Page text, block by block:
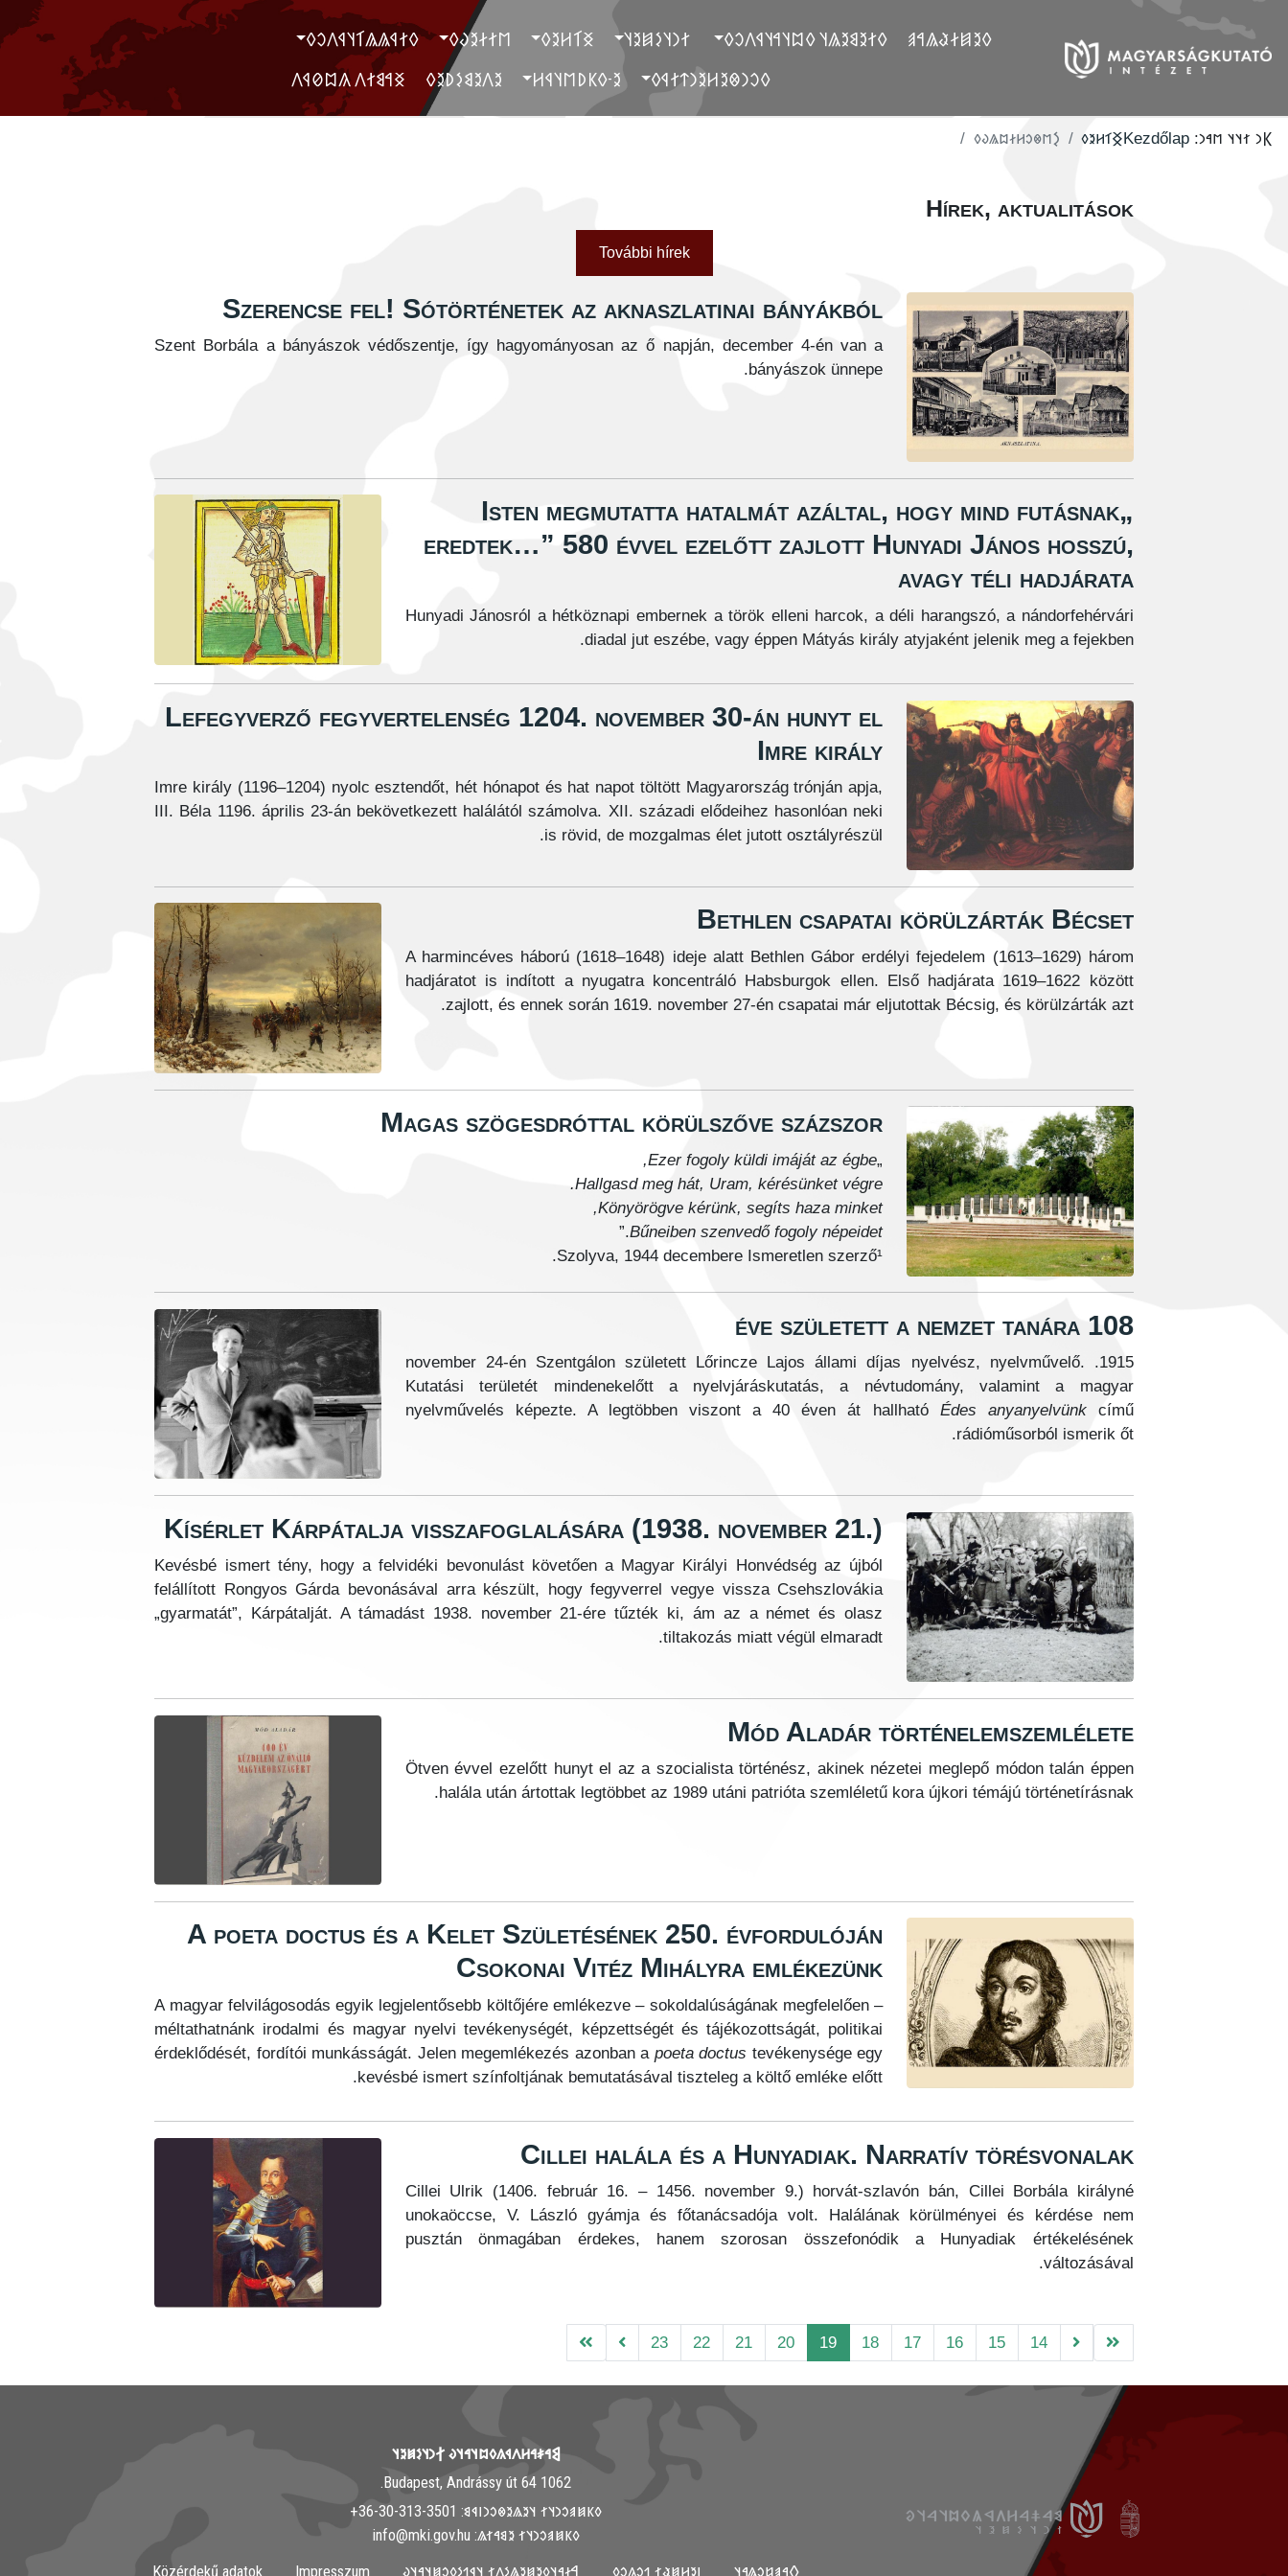
𐲓𐲉𐲯𐲇𐲟𐲖𐲀𐲠
‮ 𐲓𐲐𐲉𐲘𐲉𐲖𐲦 𐲓𐲪𐲦𐲀𐲦𐲁𐲤𐲛𐲓
‮ 𐲐𐲙𐲦𐲋𐲯𐲉𐲦
‮𐲏𐲑𐲢𐲉𐲓
‮𐲮𐲐𐲇𐲉𐲜𐲓
‮𐲓𐲐𐲁𐲖𐲖𐲑𐲦𐲁𐲤𐲛𐲓
‮𐲓𐲛𐲙𐲌𐲉𐲢𐲉𐲙𐲄𐲐𐲁𐲓
‮𐲉-𐲓𐲞𐲚𐲮𐲦𐲁𐲢
‮𐲉𐲤𐲉𐲘𐲋𐲚𐲉𐲓
‮ ‮𐲏𐲀𐲘𐲐𐲤 𐲍𐲪𐲗𐲁𐲤
𐲞𐳙 𐳐𐳦𐳦 𐳮𐳀𐳙:
Kezdőlap
‮𐲏𐳑𐳢𐳉𐳓
‮𐲋𐳮𐳌𐳛𐳢𐳇𐳪𐳖𐳜𐳓
Hírek, aktualitások
További hírek
Szerencse fel! Sótörténetek az aknaszlatinai bányákból
Szent Borbála a bányászok védőszentje, így hagyományosan az ő napján, december 4-én van a
bányászok ünnepe.
„Isten megmutatta hatalmát azáltal, hogy mind futásnak
eredtek…” 580 évvel ezelőtt zajlott Hunyadi János hosszú,
avagy téli hadjárata
Hunyadi Jánosról a hétköznapi embernek a török elleni harcok, a déli harangszó, a nándorfehérvári
diadal jut eszébe, vagy éppen Mátyás király atyjaként jelenik meg a fejekben.
Lefegyverző fegyvertelenség 1204. november 30-án hunyt el
Imre király
Imre király (1196–1204) nyolc esztendőt, hét hónapot és hat napot töltött Magyarország trónján apja,
III. Béla 1196. április 23-án bekövetkezett halálától számolva. XII. századi elődeihez hasonlóan neki
is rövid, de mozgalmas élet jutott osztályrészül.
Bethlen csapatai körülzárták Bécset
A harmincéves háború (1618–1648) ideje alatt Bethlen Gábor erdélyi fejedelem (1613–1629) három
hadjáratot is indított a nyugatra koncentráló Habsburgok ellen. Első hadjárata 1619–1622 között
zajlott, és ennek során 1619. november 27-én csapatai már eljutottak Bécsig, és körülzárták azt.
Magas szögesdróttal körülszőve százszor
„
Ezer fogoly küldi imáját az égbe,
Hallgasd meg hát, Uram, kérésünket végre.
Könyörögve kérünk, segíts haza minket,
Bűneiben szenvedő fogoly népeidet
.”
Szolyva, 1944 decembere Ismeretlen szerző¹
.
108 éve született a nemzet tanára
1915. november 24-én Szentgálon született Lőrincze Lajos állami díjas nyelvész, nyelvművelő.
Kutatási területét mindenekelőtt a nyelvjáráskutatás, a névtudomány, valamint a magyar
nyelvművelés képezte. A legtöbben viszont a 40 éven át hallható Édes anyanyelvünkcímű
rádióműsorból ismerik őt.
Kísérlet Kárpátalja visszafoglalására (1938. november 21.)
Kevésbé ismert tény, hogy a felvidéki bevonulást követően a Magyar Királyi Honvédség az újból
felállított Rongyos Gárda bevonásával arra készült, hogy fegyverrel vegye vissza Csehszlovákia
„gyarmatát”, Kárpátalját. A támadást 1938. november 21-ére tűzték ki, ám az a német és olasz
tiltakozás miatt végül elmaradt.
Mód Aladár történelemszemlélete
Ötven évvel ezelőtt hunyt el az a szocialista történész, akinek nézetei meglepő módon talán éppen
halála után ártottak legtöbbet az 1989 utáni patrióta szemléletű kora újkori témájú történetírásnak.
A poeta doctus és a Kelet Születésének 250. évfordulóján
Csokonai Vitéz Mihályra emlékezünk
A magyar felvilágosodás egyik legjelentősebb költőjére emlékezve – sokoldalúságának megfelelően –
méltathatnánk irodalmi és magyar nyelvi tevékenységét, képzettségét és tájékozottságát, politikai
érdeklődését, fordítói munkásságát. Jelen megemlékezés azonban a poeta doctus tevékenysége egy
kevésbé ismert színfoltjának bemutatásával tiszteleg a költő emléke előtt.
Cillei halála és a Hunyadiak. Narratív törésvonalak
Cillei Ulrik (1406. február 16. – 1456. november 9.) horvát-szlavón bán, Cillei Borbála királyné
unokaöccse, V. László gyámja és főtanácsadója volt. Halálának körülményei és kérdése nem
pusztán önmagában érdekes, hanem szorosan összefonódik a Hunyadiak értékelésének
változásával.
14
15
16
17
18
19
20
21
22
23
𐲘𐳀𐳎𐳀𐳢𐳤𐳁𐳍𐳓𐳪𐳦𐳀𐳦𐳜 𐲐𐳙𐳦𐳋𐳯𐳉𐳦
1062 Budapest, Andrássy út 64.
𐳓𐳞𐳯𐳠𐳛𐳙𐳦𐳐 𐳦𐳉𐳖𐳉𐳌𐳛𐳙𐳥𐳁𐳘: ‭+36-30-313-3501
𐳓𐳞𐳯𐳠𐳛𐳙𐳦𐳐 𐳉𐳘𐳀𐳐𐳖: info@mki.gov.hu
𐲓𐳀𐳠𐳆𐳛𐳖𐳀𐳦
𐳺𐳉𐳢𐳯𐳟𐳐 𐳒𐳛𐳍𐳛𐳓
𐲀𐳇𐳀𐳦𐳓𐳉𐳯𐳉𐳖𐳋𐳤𐳐 𐳦𐳁𐳒𐳋𐳓𐳛𐳯𐳦𐳀𐳦𐳜
Közérdekű adatok Impresszum